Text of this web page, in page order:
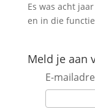
Es was acht
en in die
Meld je aan
E-